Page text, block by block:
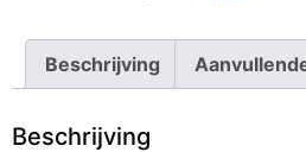
Beschrijving
Beschrijving